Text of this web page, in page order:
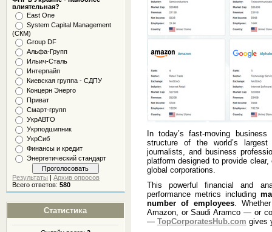
влиятельная?
East One
System Capital Management
(СКМ)
Group DF
Альфа-Групп
Ильич-Сталь
Интерпайп
Киевская группа - СДПУ
Концерн Энерго
Приват
Смарт-групп
УкрАВТО
Укрподшипник
УкрСиб
Финансы и кредит
Энергетический стандарт
Результаты |Архив опросов
Всего ответов:580
Статистика
In today’s fast-moving
structure of the world’s
journalists, and business
platform designed to provide
global corporations.
This powerful financial and
performance metrics including
number of employees.
Amazon, or Saudi Aramco — or
— TopCorporatesHub.com gives